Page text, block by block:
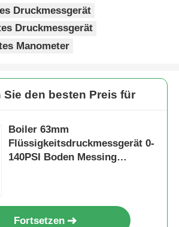
Druckmessgerät
Druckmessgerät
Manometer
Sie den besten Preis für
Boiler 63mm
Flüssigkeitsdruckmessgerät 0-
140PSI Boden Messing
Fortsetzen